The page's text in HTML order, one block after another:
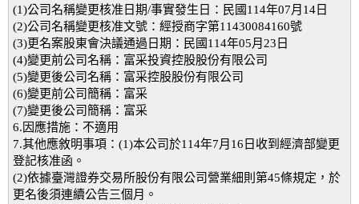
(1)公司名稱變更核准日期/事實發生日：民國114年07月14日
(2)公司名稱變更核准文號：經授商字第11430084160號
(3)更名案股東會決議通過日期：民國114年05月23日
(4)變更前公司名稱：富采投資控股股份有限公司
(5)變更後公司名稱：富采控股股份有限公司
(6)變更前公司簡稱：富采
(7)變更後公司簡稱：富采
6.因應措施：不適用
7.其他應敘明事項：(1)本公司於114年7月16日收到經濟部變更
登記核准函。
(2)依據臺灣證券交易所股份有限公司營業細則第45條規定，於
更名後須連續公告三個月。